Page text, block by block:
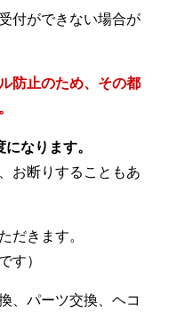
付ができない場合が
防止のため、その都
なります。
お断りすることもあ
だきます。
す）
、パーツ交換、ヘコ